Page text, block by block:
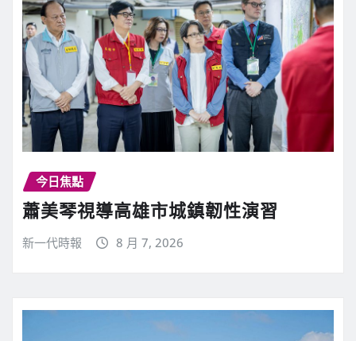
今日焦點
蕭美琴視導高雄市城鎮韌性演習
新一代時報 8 月 7, 2026